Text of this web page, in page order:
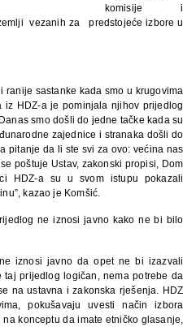
komisije i
vezanih za predstojeće izbore u
ranije sastanke kada smo u krugovima
iz HDZ-a je pominjala njihov prijedlog
smo došli do jedne tačke kada su
zajednice i stranaka došli do
pitanje da li ste svi za ovo: većina nas
poštuje Ustav, zakonski propisi, Dom
HDZ-a su u svom istupu pokazali
kazao je Komšić.
ne iznosi javno kako ne bi bilo
iznosi javno da opet ne bi izazvali
prijedlog logičan, nema potrebe da
na ustavna i zakonska rješenja. HDZ
pokušavaju uvesti način izbora
konceptu da imate etničko glasanje,